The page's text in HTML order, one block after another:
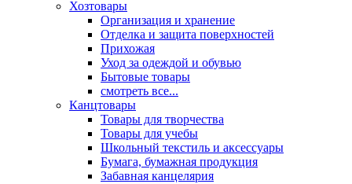
Хозтовары
Организация и хранение
Отделка и защита поверхностей
Прихожая
Уход за одеждой и обувью
Бытовые товары
смотреть все...
Канцтовары
Товары для творчества
Товары для учебы
Школьный текстиль и аксессуары
Бумага, бумажная продукция
Забавная канцелярия